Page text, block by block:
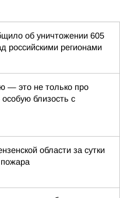
об уничтожении 605
российскими регионами
— это не только про
близость с
области за сутки